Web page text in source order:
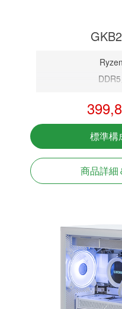
無線
LCD
標準構
商品詳細